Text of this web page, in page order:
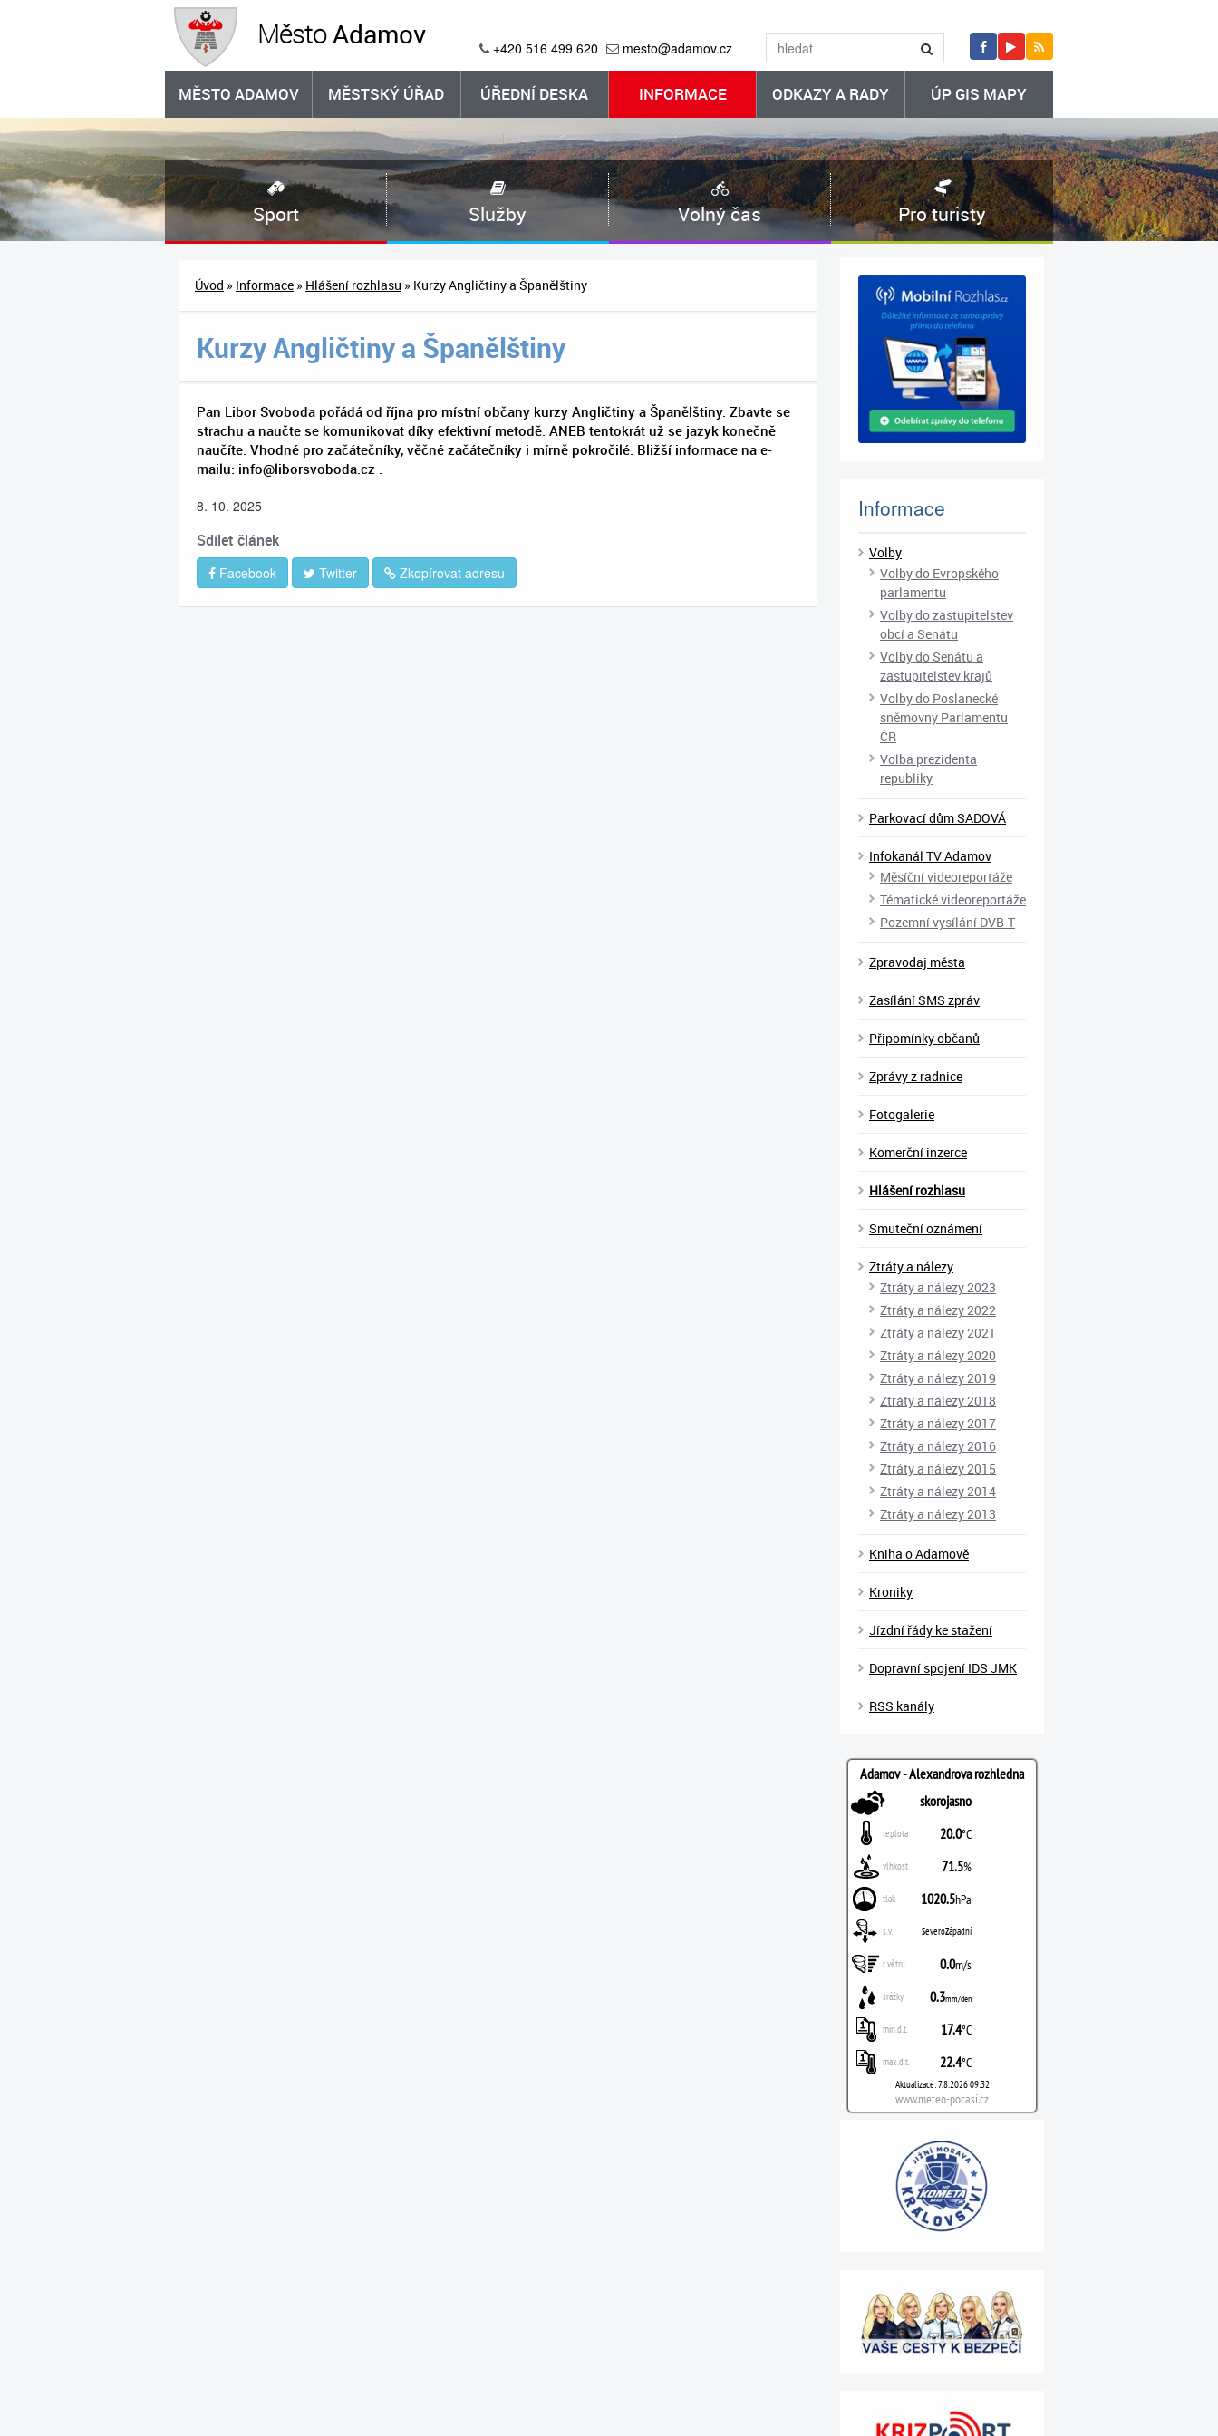
MěstoAdamov +420 516 499 620 mesto@adamov.cz
MĚSTO ADAMOV MĚSTSKÝ ÚŘAD ÚŘEDNÍ DESKA INFORMACE ODKAZY A RADY ÚP GIS MAPY
Sport Služby Volný čas Pro turisty
Úvod » Informace » Hlášení rozhlasu » Kurzy Angličtiny a Španělštiny
Kurzy Angličtiny a Španělštiny
Pan Libor Svoboda pořádá od října pro místní občany kurzy Angličtiny a Španělštiny. Zbavte se
strachu a naučte se komunikovat díky efektivní metodě. ANEB tentokrát už se jazyk konečně
naučíte. Vhodné pro začátečníky, věčné začátečníky i mírně pokročilé. Bližší informace na e-
mailu: info@liborsvoboda.cz
8. 10. 2025
Sdílet článek
Facebook Twitter Zkopírovat adresu
Informace
Volby
Volby do Evropského
parlamentu
Volby do zastupitelstev
obcí a Senátu
Volby do Senátu a
zastupitelstev krajů
Volby do Poslanecké
sněmovny Parlamentu
ČR
Volba prezidenta
republiky
Parkovací dům SADOVÁ
Infokanál TV Adamov
Měsíční videoreportáže
Tématické videoreportáže
Pozemní vysílání DVB-T
Zpravodaj města
Zasílání SMS zpráv
Připomínky občanů
Zprávy z radnice
Fotogalerie
Komerční inzerce
Hlášení rozhlasu
Smuteční oznámení
Ztráty a nálezy
Ztráty a nálezy 2023
Ztráty a nálezy 2022
Ztráty a nálezy 2021
Ztráty a nálezy 2020
Ztráty a nálezy 2019
Ztráty a nálezy 2018
Ztráty a nálezy 2017
Ztráty a nálezy 2016
Ztráty a nálezy 2015
Ztráty a nálezy 2014
Ztráty a nálezy 2013
Kniha o Adamově
Kroniky
Jízdní řády ke stažení
Dopravní spojení IDS JMK
RSS kanály